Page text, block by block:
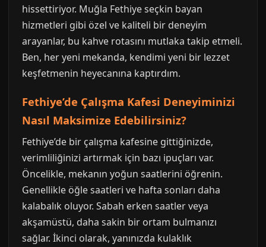
hissettiriyor. Muğla Fethiye seçkin bayan
hizmetleri gibi özel ve kaliteli bir deneyim
arayanlar, bu kahve rotasını mutlaka takip etmeli.
Ben, her yeni mekanda, kendimi yeni bir lezzet
keşfetmenin heyecanına kaptırdım.
Fethiye’de Çalışma Kafesi Deneyiminizi
Nasıl Maksimize Edebilirsiniz?
Fethiye’de bir çalışma kafesine gittiğinizde,
verimliliğinizi artırmak için bazı ipuçları var.
Öncelikle, mekanın yoğun saatlerini öğrenin.
Genellikle öğle saatleri ve hafta sonları daha
kalabalık oluyor. Sabah erken saatler veya
akşamüstü, daha sakin bir ortam bulmanızı
sağlar. İkinci olarak, yanınızda kulaklık